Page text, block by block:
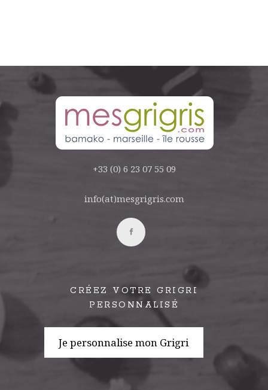
+33 (0) 6 23 07 55 09
info(at)mesgrigris.com
CRÉEZ VOTRE GRIGRI
PERSONNALISÉ
Je personnalise mon Grigri